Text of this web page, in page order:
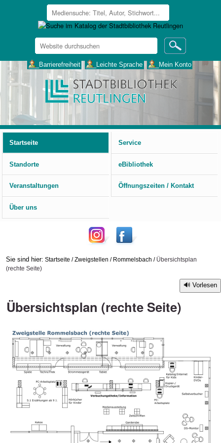
Website
durchsuchen
___Barrierefreiheit ___Leichte Sprache ___Mein Konto
Startseite
Service
Standorte eBibliothek
Veranstaltungen Öffnungszeiten / Kontakt
Über uns
Sie sind hier: Startseite /Zweigstellen / Rommelsbach / Übersichtsplan
(rechte Seite)
Vorlesen
Übersichtsplan (rechte Seite)